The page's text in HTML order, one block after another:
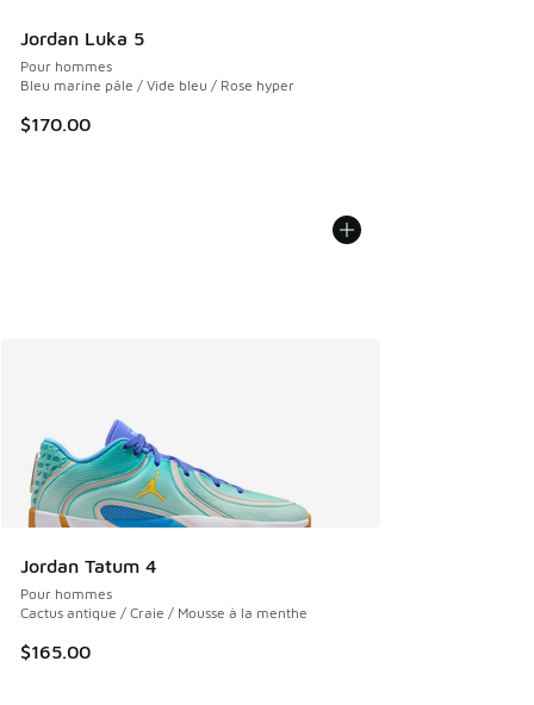
Jordan Luka 5
Pour hommes
Bleu marine pâle / Vide bleu / Rose hyper
$170.00
Jordan Tatum 4
Pour hommes
Cactus antique / Craie / Mousse à la menthe
$165.00